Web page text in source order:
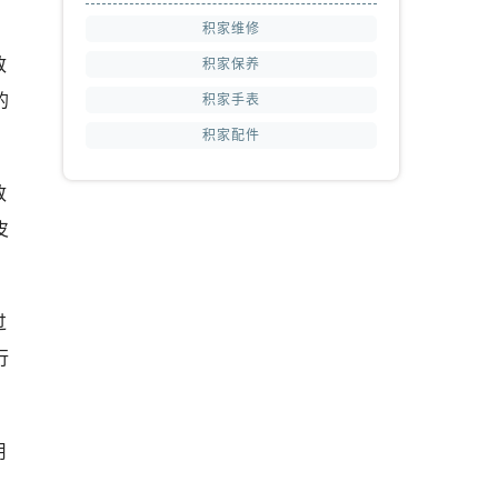
积家维修
积家保养
积家手表
积家配件